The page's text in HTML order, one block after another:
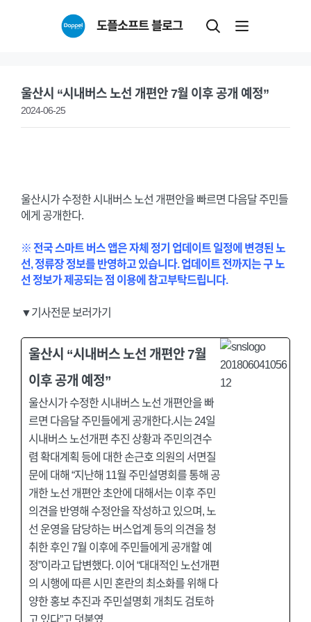
도플소프트 블로그
울산시 “시내버스 노선 개편안 7월 이후 공개 예정”
2024-06-25
울산시가 수정한 시내버스 노선 개편안을 빠르면 다음달 주민들
에게 공개한다.
※ 전국 스마트 버스 앱은 자체 정기 업데이트 일정에 변경된 노
선, 정류장 정보를 반영하고 있습니다. 업데이트 전까지는 구 노
선 정보가 제공되는 점 이용에 참고부탁드립니다.
▼기사전문 보러가기
울산시 “시내버스 노선 개편안 7월
이후 공개 예정”
울산시가 수정한 시내버스 노선 개편안을 빠
르면 다음달 주민들에게 공개한다.시는 24일
시내버스 노선개편 추진 상황과 주민의견수
렴 확대계획 등에 대한 손근호 의원의 서면질
문에 대해 “지난해 11월 주민설명회를 통해 공
개한 노선 개편안 초안에 대해서는 이후 주민
의견을 반영해 수정안을 작성하고 있으며, 노
선 운영을 담당하는 버스업계 등의 의견을 청
취한 후인 7월 이후에 주민들에게 공개할 예
정”이라고 답변했다. 이어 “대대적인 노선개편
의 시행에 따른 시민 혼란의 최소화를 위해 다
양한 홍보 추진과 주민설명회 개최도 검토하
고 있다”고 덧붙였